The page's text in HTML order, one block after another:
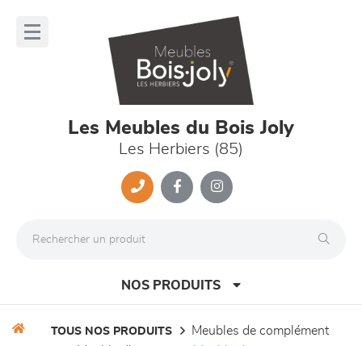
Les Meubles du Bois Joly
Les Herbiers (85)
NOS PRODUITS
TOUS NOS PRODUITS
meubles de complément